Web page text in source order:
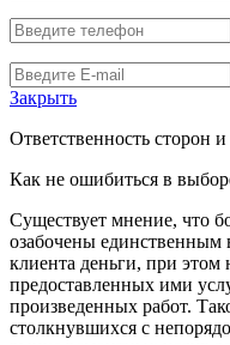
Закрыть
Ответственность сторон
Как не ошибиться в
Существует мнение, что
озабочены
клиента деньги, при этом
предоставленных ими
произведенных работ.
столкнувшихся с